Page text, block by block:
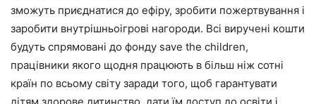
зможуть приєднатися до ефіру, зробити пожертвування і
заробити внутрішньоігрові нагороди. Всі виручені кошти
будуть спрямовані до фонду save the children,
працівники якого щодня працюють в більш ніж сотні
країн по всьому світу заради того, щоб гарантувати